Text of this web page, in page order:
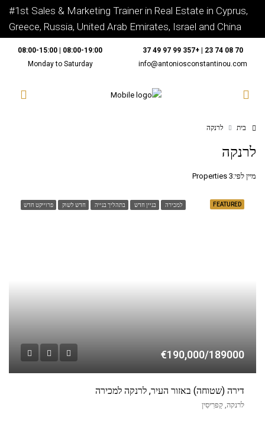
#1st Sales & Marketing Trainer in Real Estate in Cyprus,
Greece, Russia, United Arab Emirates, Israel and China
70 08 74 23 | +357 99 97 49 37
info@antoniosconstantinou.com
08:00-19:00 | 08:00-15:00
Monday to Saturday
בית לרנקה
לרנקה
3 Propertiesמיין לפי:
FEATURED למכירה בניין חדש בתהליך בנייה חדש לשוק פרוייקט חדש
€190,000/189000
דירה (שטוחה) באזור העיר, לרנקה למכירה
לרנקה, קַפרִיסִין